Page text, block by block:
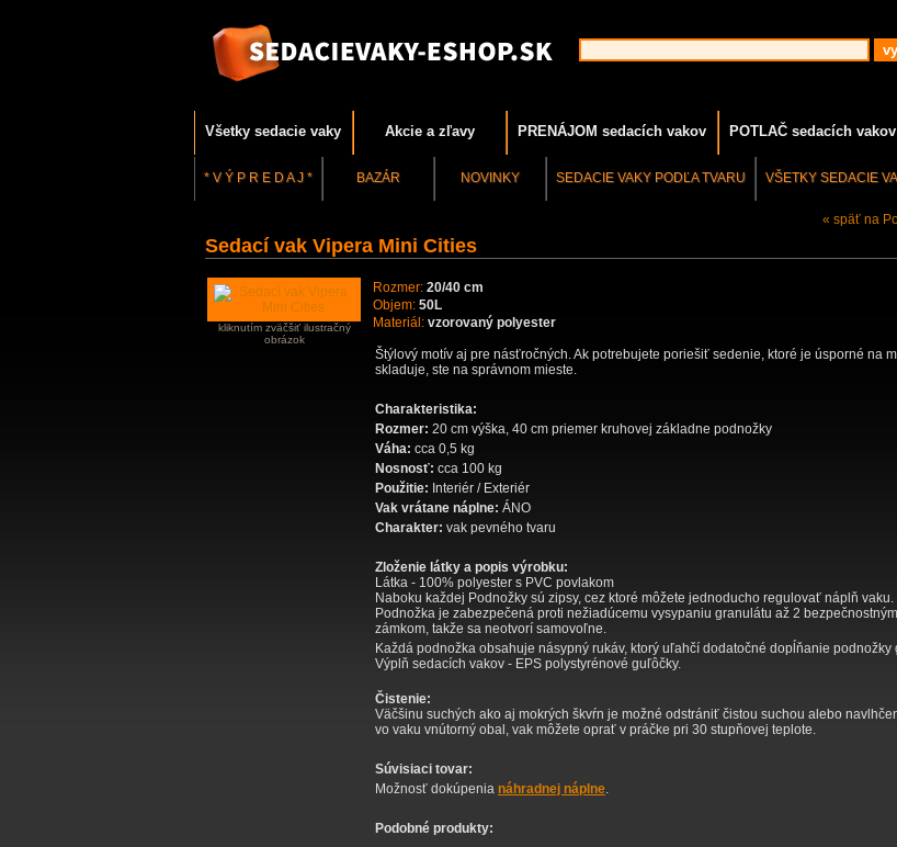
Všetky sedacie vaky Akcie a zľavy PRENÁJOM sedacích vakov POTLAČ sedacích
* V Ý P R E D A J * BAZÁR NOVINKY SEDACIE VAKY PODĽA TVARU VŠETKY SEDACIE
« späť na
Sedací vak Vipera Mini Cities
kliknutím zväčšiť ilustračný
obrázok
Rozmer: 20/40 cm
Objem: 50L
Materiál: vzorovaný polyester
Štýlový motív aj pre násťročných. Ak potrebujete poriešiť sedenie, ktoré je úsporné na
skladuje, ste na správnom mieste.
Charakteristika:
Rozmer: 20 cm výška, 40 cm priemer kruhovej základne podnožky
Váha: cca 0,5 kg
Nosnosť: cca 100 kg
Použitie: Interiér / Exteriér
Vak vrátane náplne: ÁNO
Charakter: vak pevného tvaru
Zloženie látky a popis výrobku:
Látka - 100% polyester s PVC povlakom
Naboku každej Podnožky sú zipsy, cez ktoré môžete jednoducho regulovať náplň vaku.
Podnožka je zabezpečená proti nežiadúcemu vysypaniu granulátu až 2
zámkom, takže sa neotvorí samovoľne.
Každá podnožka obsahuje násypný rukáv, ktorý uľahčí dodatočné dopĺňanie podnožky
Výplň sedacích vakov - EPS polystyrénové guľôčky.
Čistenie:
Väčšinu suchých ako aj mokrých škvŕn je možné odstrániť čistou suchou alebo
vo vaku vnútorný obal, vak môžete oprať v práčke pri 30 stupňovej teplote.
Súvisiaci tovar:
Možnosť dokúpenia náhradnej náplne.
Podobné produkty: